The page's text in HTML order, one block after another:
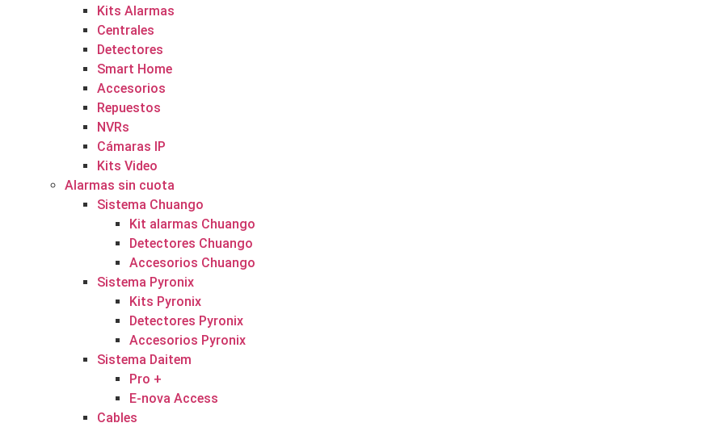
Kits Alarmas
Centrales
Detectores
Smart Home
Accesorios
Repuestos
NVRs
Cámaras IP
Kits Video
Alarmas sin cuota
Sistema Chuango
Kit alarmas Chuango
Detectores Chuango
Accesorios Chuango
Sistema Pyronix
Kits Pyronix
Detectores Pyronix
Accesorios Pyronix
Sistema Daitem
Pro +
E-nova Access
Cables